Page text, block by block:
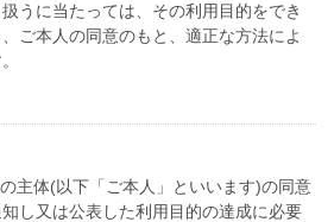
うに当たっては、その利用目的をでき
ご本人の同意のもと、適正な方法によ
主体(以下「ご本人」といいます)の同意
し又は公表した利用目的の達成に必要